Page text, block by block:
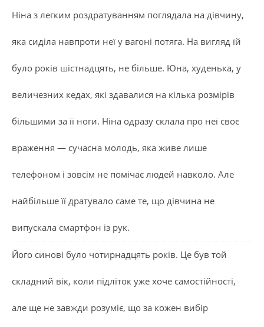
Ніна з легким роздратуванням поглядала на дівчину,
яка сиділа навпроти неї у вагоні потяга. На вигляд їй
було років шістнадцять, не більше. Юна, худенька, у
величезних кедах, які здавалися на кілька розмірів
більшими за її ноги. Ніна одразу склала про неї своє
враження — сучасна молодь, яка живе лише
телефоном і зовсім не помічає людей навколо. Але
найбільше її дратувало саме те, що дівчина не
випускала смартфон із рук.
Його синові було чотирнадцять років. Це був той
складний вік, коли підліток уже хоче самостійності,
але ще не завжди розуміє, що за кожен вибір